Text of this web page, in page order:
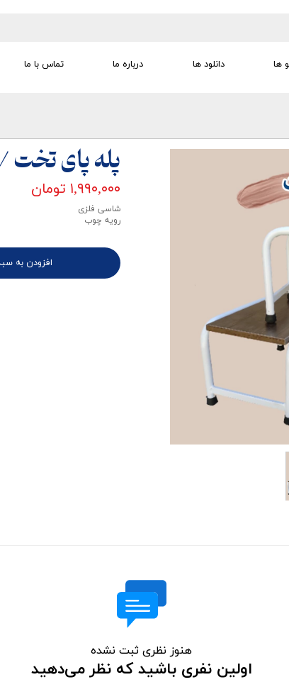
تجهیزات الکترو تراپی
ها دانلود ها درباره ما تماس با ما
پله پای تخت
۱,۹۹۰,۰۰۰ تومان
شاسی فلزی
رویه چوب
افزودن به
هنوز نظری ثبت نشده
اولین نفری باشید که نظر می‌دهید